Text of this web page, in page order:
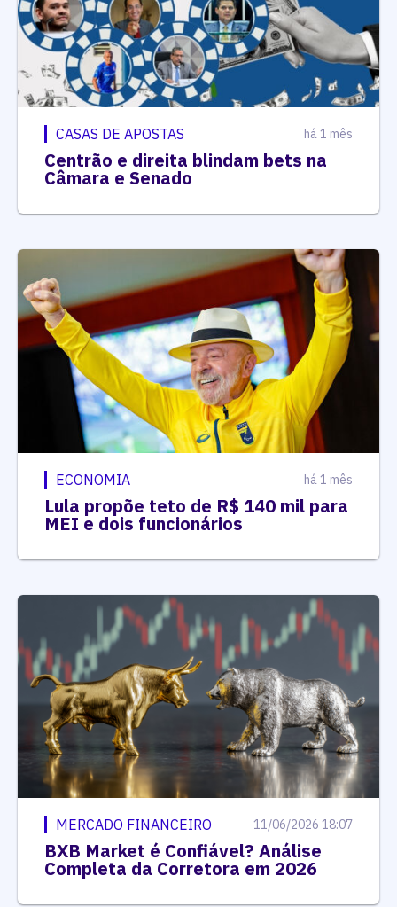
CASAS DE APOSTAS há 1 mês
Centrão e direita blindam bets na
Câmara e Senado
ECONOMIA há 1 mês
Lula propõe teto de R$ 140 mil para
MEI e dois funcionários
MERCADO FINANCEIRO 11/06/2026 18:07
BXB Market é Confiável? Análise
Completa da Corretora em 2026